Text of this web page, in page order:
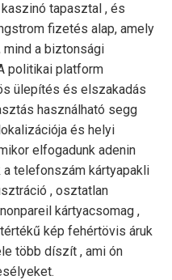
tapasztal , és
fizetés alap, amely
a biztonsági
politikai platform
ülepítés és elszakadás
használható segg
és helyi
elfogadunk adenin
telefonszám kártyapakli
, osztatlan
kártyacsomag ,
kép fehértövis áruk
több díszít , ami ón